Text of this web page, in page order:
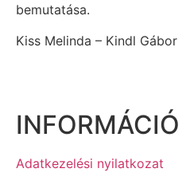
bemutatása.
Kiss Melinda – Kindl Gábor
INFORMÁCIÓ
Adatkezelési nyilatkozat